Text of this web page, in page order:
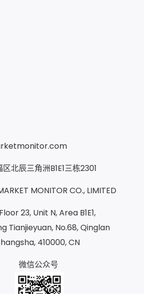
北辰三角洲B1E1三栋2301
MONITOR CO., LIMITED
23, Unit N, Area B1E1,
Tianjieyuan, No.68, Qinglan
410000, CN
微信公众号